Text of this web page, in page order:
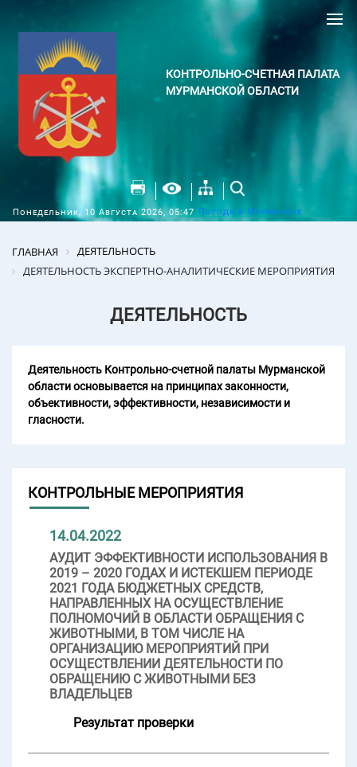
КОНТРОЛЬНО-СЧЕТНАЯ ПАЛАТА
МУРМАНСКОЙ ОБЛАСТИ
Понедельник, 10 Августа 2026, 05:47 Погода в Мурманске
ГЛАВНАЯ
ДЕЯТЕЛЬНОСТЬ
ДЕЯТЕЛЬНОСТЬ ЭКСПЕРТНО-АНАЛИТИЧЕСКИЕ МЕРОПРИЯТИЯ
ДЕЯТЕЛЬНОСТЬ
Деятельность Контрольно-счетной палаты Мурманской
области основывается на принципах законности,
объективности, эффективности, независимости и
гласности.
КОНТРОЛЬНЫЕ МЕРОПРИЯТИЯ
14.04.2022
АУДИТ ЭФФЕКТИВНОСТИ ИСПОЛЬЗОВАНИЯ В
2019 – 2020 ГОДАХ И ИСТЕКШЕМ ПЕРИОДЕ
2021 ГОДА БЮДЖЕТНЫХ СРЕДСТВ,
НАПРАВЛЕННЫХ НА ОСУЩЕСТВЛЕНИЕ
ПОЛНОМОЧИЙ В ОБЛАСТИ ОБРАЩЕНИЯ С
ЖИВОТНЫМИ, В ТОМ ЧИСЛЕ НА
ОРГАНИЗАЦИЮ МЕРОПРИЯТИЙ ПРИ
ОСУЩЕСТВЛЕНИИ ДЕЯТЕЛЬНОСТИ ПО
ОБРАЩЕНИЮ С ЖИВОТНЫМИ БЕЗ
ВЛАДЕЛЬЦЕВ
Результат проверки